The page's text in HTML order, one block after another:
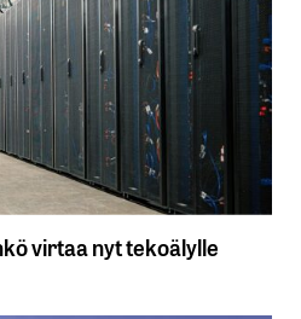
virtaa nyt tekoälylle